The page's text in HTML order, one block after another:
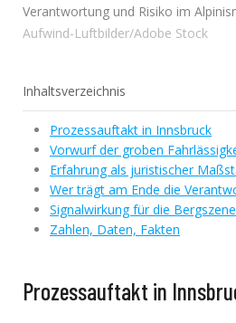
Verantwortung und Risiko im
Aufwind-Luftbilder/Adobe Stock
Inhaltsverzeichnis
Prozessauftakt in Innsbruck
Vorwurf der groben
Erfahrung als juristischer
Wer trägt am Ende die
Signalwirkung für die Bergszene
Zahlen, Daten, Fakten
Prozessauftakt in